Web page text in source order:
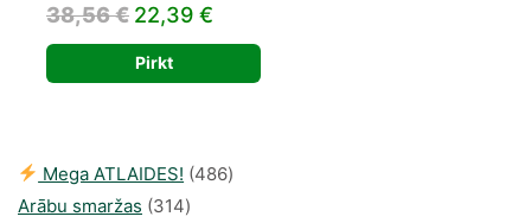
38,56€ Original
price
was:
22,39 €
price
is:
Pirkt
Mega ATLAIDES! 486486
Arābu smaržas 314314